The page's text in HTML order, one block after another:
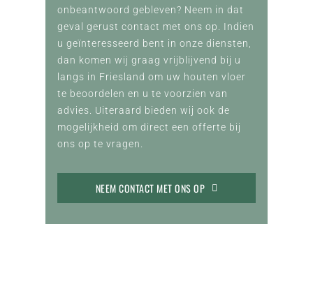
onbeantwoord gebleven? Neem in dat
geval gerust contact met ons op. Indien
u geïnteresseerd bent in onze diensten,
dan komen wij graag vrijblijvend bij u
langs in Friesland om uw houten vloer
te beoordelen en u te voorzien van
advies. Uiteraard bieden wij ook de
mogelijkheid om direct een offerte bij
ons op te vragen.
NEEM CONTACT MET ONS OP